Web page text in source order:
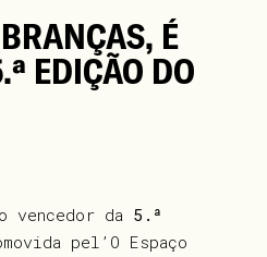
É
EDIÇÃO DO
da 5.ª
pel’O Espaço